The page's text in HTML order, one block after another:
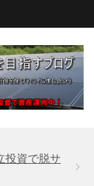
投資で脱サ